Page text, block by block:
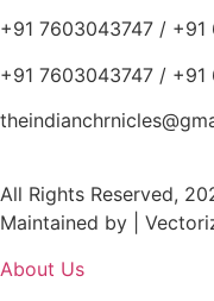
+91 7603043747 / +91
+91 7603043747 / +91
All Rights Reserved,
Maintained by |
About Us